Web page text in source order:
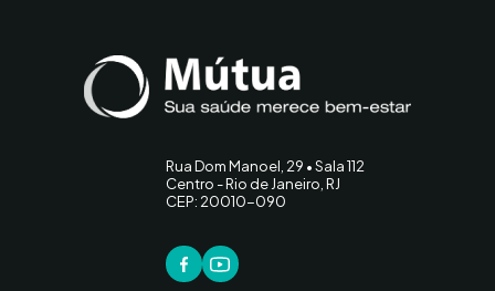
Rua Dom Manoel, 29 • Sala 112
Centro - Rio de Janeiro, RJ
CEP: 20010-090